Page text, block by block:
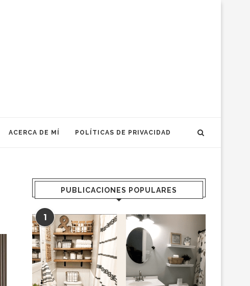
ACERCA DE MÍ POLÍTICAS DE PRIVACIDAD
PUBLICACIONES POPULARES
1